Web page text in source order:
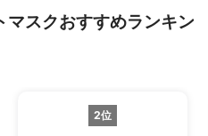
マスクおすすめランキン
2位